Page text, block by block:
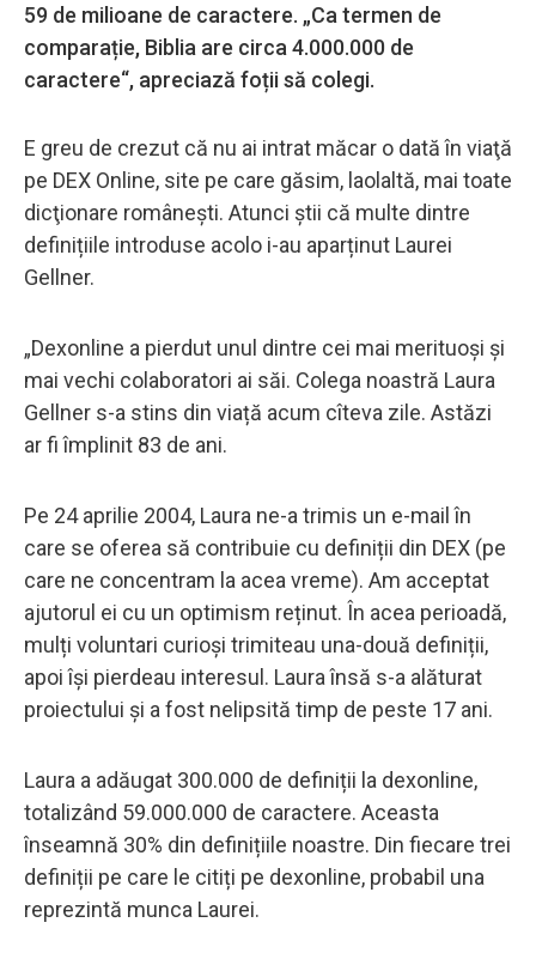
59 de milioane de caractere. „Ca termen de
comparație, Biblia are circa 4.000.000 de
caractere“, apreciază foții să colegi.
E greu de crezut că nu ai intrat măcar o dată în viaţă
pe DEX Online, site pe care găsim, laolaltă, mai toate
dicţionare româneşti. Atunci știi că multe dintre
definițiile introduse acolo i-au aparținut Laurei
Gellner.
„Dexonline a pierdut unul dintre cei mai merituoși și
mai vechi colaboratori ai săi. Colega noastră Laura
Gellner s-a stins din viață acum cîteva zile. Astăzi
ar fi împlinit 83 de ani.
Pe 24 aprilie 2004, Laura ne-a trimis un e-mail în
care se oferea să contribuie cu definiții din DEX (pe
care ne concentram la acea vreme). Am acceptat
ajutorul ei cu un optimism reținut. În acea perioadă,
mulți voluntari curioși trimiteau una-două definiții,
apoi își pierdeau interesul. Laura însă s-a alăturat
proiectului și a fost nelipsită timp de peste 17 ani.
Laura a adăugat 300.000 de definiții la dexonline,
totalizând 59.000.000 de caractere. Aceasta
înseamnă 30% din definițiile noastre. Din fiecare trei
definiții pe care le citiți pe dexonline, probabil una
reprezintă munca Laurei.